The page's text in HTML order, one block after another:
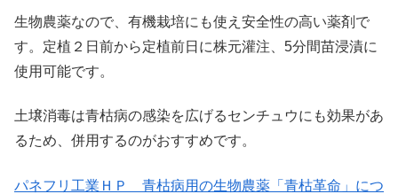
生物農薬なので、有機栽培にも使え安全性の高い薬剤で
す。定植２日前から定植前日に株元灌注、5分間苗浸漬に
使用可能です。
土壌消毒は青枯病の感染を広げるセンチュウにも効果があ
るため、併用するのがおすすめです。
パネフリ工業ＨＰ 青枯病用の生物農薬「青枯革命」につ